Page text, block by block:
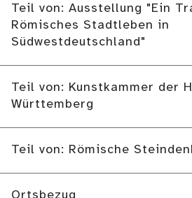
Teil von: Ausstellung "Ein
Römisches Stadtleben in
Südwestdeutschland"
Teil von: Kunstkammer der
Württemberg
Teil von: Römische